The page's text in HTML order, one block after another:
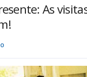
As